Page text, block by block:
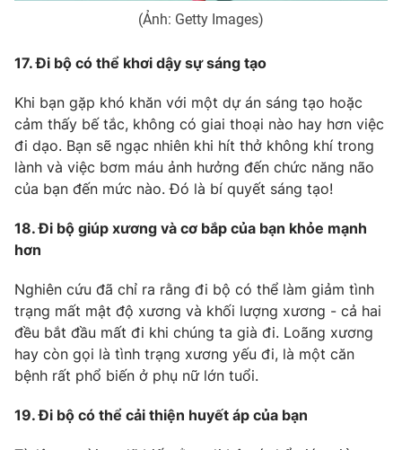
(Ảnh: Getty Images)
17. Đi bộ có thể khơi dậy sự sáng tạo
Khi bạn gặp khó khăn với một dự án sáng tạo hoặc
cảm thấy bế tắc, không có giai thoại nào hay hơn việc
đi dạo. Bạn sẽ ngạc nhiên khi hít thở không khí trong
lành và việc bơm máu ảnh hưởng đến chức năng não
của bạn đến mức nào. Đó là bí quyết sáng tạo!
18. Đi bộ giúp xương và cơ bắp của bạn khỏe mạnh
hơn
Nghiên cứu đã chỉ ra rằng đi bộ có thể làm giảm tình
trạng mất mật độ xương và khối lượng xương - cả hai
đều bắt đầu mất đi khi chúng ta già đi. Loãng xương
hay còn gọi là tình trạng xương yếu đi, là một căn
bệnh rất phổ biến ở phụ nữ lớn tuổi.
19. Đi bộ có thể cải thiện huyết áp của bạn